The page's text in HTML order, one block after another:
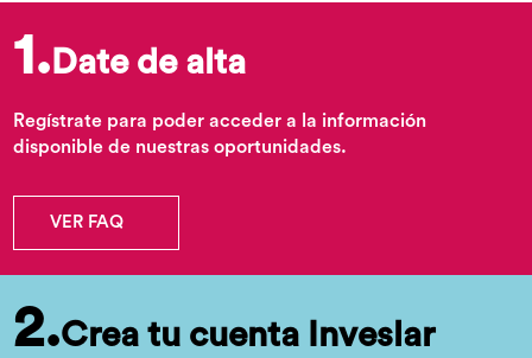
1. Date de alta
Regístrate para poder acceder a la información
disponible de nuestras oportunidades.
VER FAQ
2.Crea tu cuenta Inveslar